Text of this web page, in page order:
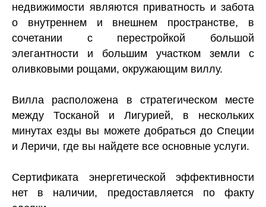
недвижимости являются приватность и забота
о внутреннем и внешнем пространстве, в
сочетании с перестройкой большой
элегантности и большим участком земли с
оливковыми рощами, окружающим виллу.
Вилла расположена в стратегическом месте
между Тосканой и Лигурией, в нескольких
минутах езды вы можете добраться до Специи
и Леричи, где вы найдете все основные услуги.
Сертификата энергетической эффективности
нет в наличии, предоставляется по факту